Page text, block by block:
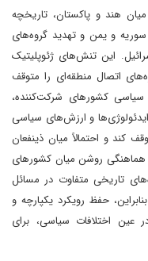
هند و پاکستان، تاریخچه
و یمن و تهدید گروه‌های
این تنش‌های ژئوپلیتیک
اتصال منطقه‌ای را متوقف
کشورهای شرکت‌کننده،
و ارزش‌های سیاسی
کند و احتمالاً میان ذینفعان
و هماهنگی روشن میان کشورهای
تاریخی متفاوت در مسائل
حفظ رویکرد یکپارچه و
عین اختلافات سیاسی، برای